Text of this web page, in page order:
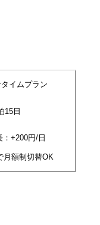
イムプラン
15日
：+200円/日
月額制切替OK